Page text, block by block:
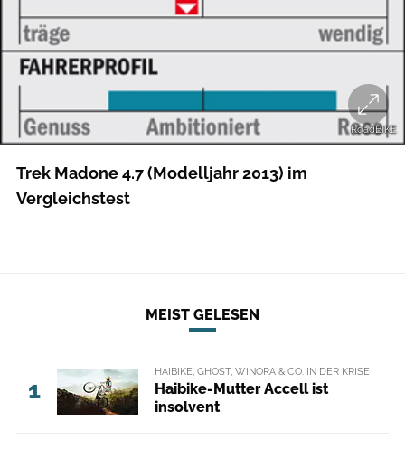
RoadBIKE
Trek Madone 4.7 (Modelljahr 2013) im
Vergleichstest
MEIST GELESEN
1
HAIBIKE, GHOST, WINORA & CO. IN DER KRISE
Haibike-Mutter Accell ist
insolvent